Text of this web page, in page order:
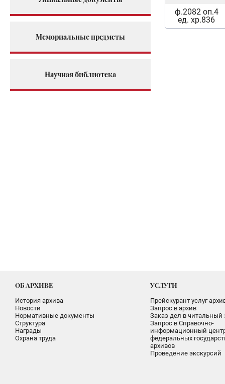
Мемориальные предметы
Научная библиотека
ф.2082 оп.4
ед. хр.836
ОБ АРХИВЕ
История архива
Новости
Нормативные документы
Структура
Награды
Охрана труда
УСЛУГИ
Прейскурант услуг
Запрос в архив
Заказ дел в читальный
Запрос в Справочно-
информационный
федеральных
архивов
Проведение экскурсий